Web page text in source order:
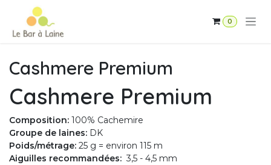
Se rendre au contenu
0
Cashmere Premium
Cashmere Premium
Composition: 100% Cachemire
Groupe de laines: DK
Poids/métrage: 25 g = environ 115 m
Aiguilles recommandées: 3,5 - 4,5 mm